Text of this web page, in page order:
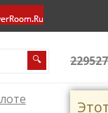
🔍